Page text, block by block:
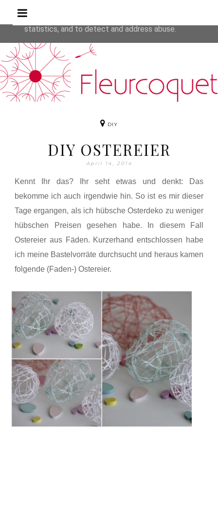
Rezepte
DIY
DIY OSTEREIER
April 14, 2014
Kennt Ihr das? Ihr seht etwas und denkt: Das
bekomme ich auch irgendwie hin. So ist es mir dieser
Tage ergangen, als ich hübsche Osterdeko zu weniger
hübschen Preisen gesehen habe. In diesem Fall
Ostereier aus Fäden. Kurzerhand entschlossen habe
ich meine Bastelvorräte durchsucht und heraus kamen
folgende (Faden-) Ostereier.
This site uses cookies from Google to deliver its
statistics, and to detect and address abuse.